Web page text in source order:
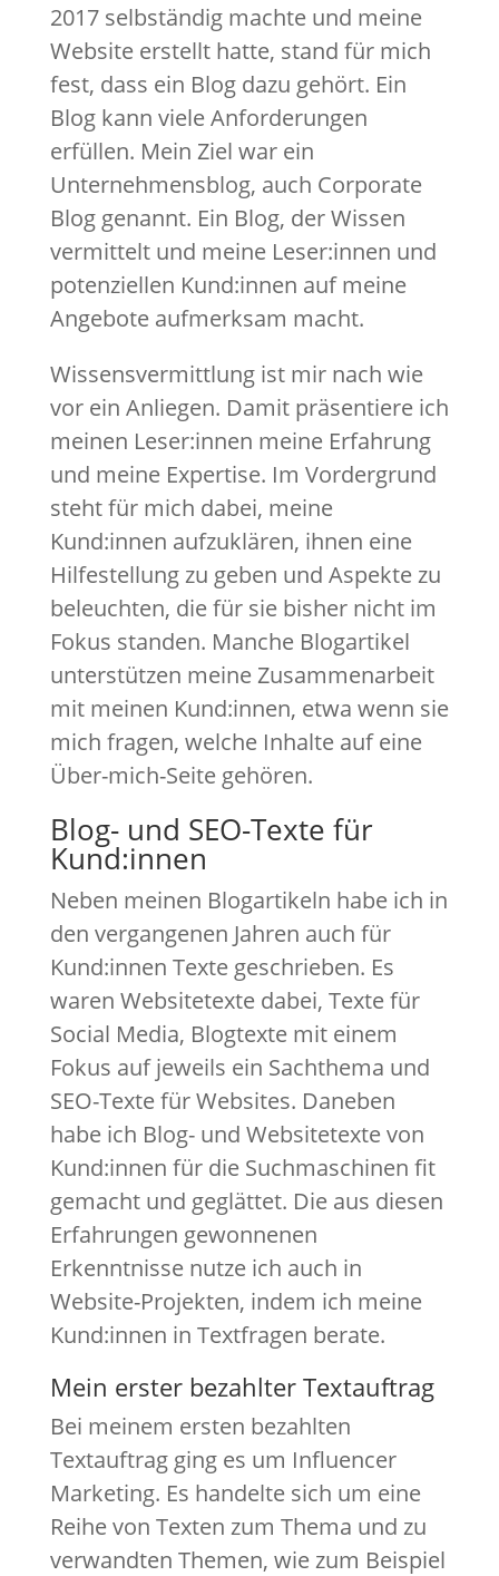
2017 selbständig machte und meine
Website erstellt hatte, stand für mich
fest, dass ein Blog dazu gehört. Ein
Blog kann viele Anforderungen
erfüllen. Mein Ziel war ein
Unternehmensblog, auch Corporate
Blog genannt. Ein Blog, der Wissen
vermittelt und meine Leser:innen und
potenziellen Kund:innen auf meine
Angebote aufmerksam macht.
Wissensvermittlung ist mir nach wie
vor ein Anliegen. Damit präsentiere ich
meinen Leser:innen meine Erfahrung
und meine Expertise. Im Vordergrund
steht für mich dabei, meine
Kund:innen aufzuklären, ihnen eine
Hilfestellung zu geben und Aspekte zu
beleuchten, die für sie bisher nicht im
Fokus standen. Manche Blogartikel
unterstützen meine Zusammenarbeit
mit meinen Kund:innen, etwa wenn sie
mich fragen, welche Inhalte auf eine
Über-mich-Seite gehören.
Blog- und SEO-Texte für
Kund:innen
Neben meinen Blogartikeln habe ich in
den vergangenen Jahren auch für
Kund:innen Texte geschrieben. Es
waren Websitetexte dabei, Texte für
Social Media, Blogtexte mit einem
Fokus auf jeweils ein Sachthema und
SEO-Texte für Websites. Daneben
habe ich Blog- und Websitetexte von
Kund:innen für die Suchmaschinen fit
gemacht und geglättet. Die aus diesen
Erfahrungen gewonnenen
Erkenntnisse nutze ich auch in
Website-Projekten, indem ich meine
Kund:innen in Textfragen berate.
Mein erster bezahlter Textauftrag
Bei meinem ersten bezahlten
Textauftrag ging es um Influencer
Marketing. Es handelte sich um eine
Reihe von Texten zum Thema und zu
verwandten Themen, wie zum Beispiel